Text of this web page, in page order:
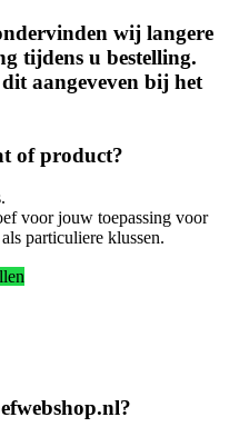
wij langere
tijdens u bestelling.
aangeveven bij het
of product?
voor jouw toepassing voor
particuliere klussen.